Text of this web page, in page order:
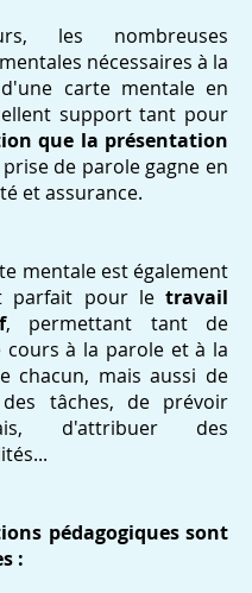
les nombreuses
nécessaires à la
carte mentale en
support tant pour
que la présentation
prise de parole gagne en
et assurance.
mentale est également
parfait pour le travail
, permettant tant de
cours à la parole et à la
chacun, mais aussi de
tâches, de prévoir
d'attribuer des
pédagogiques sont
: